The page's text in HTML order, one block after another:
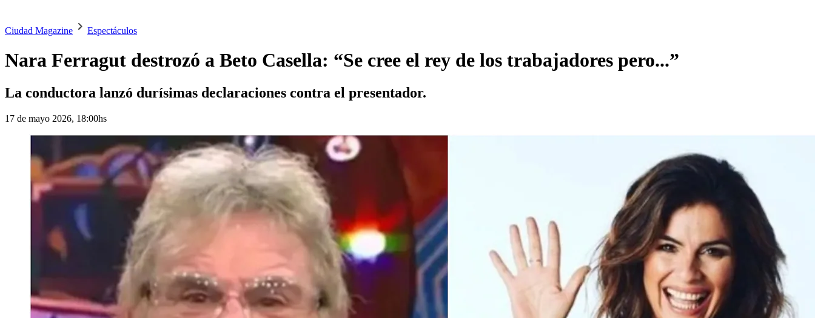
Ciudad Magazine Espectáculos
Nara Ferragut destrozó a Beto Casella: “Se cree el rey de los trabajadores pero...”
La conductora lanzó durísimas declaraciones contra el presentador.
17 de mayo 2026, 18:00hs